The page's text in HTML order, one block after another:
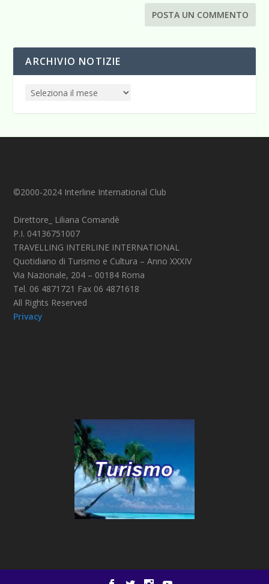
ARCHIVIO NOTIZIE
©2000-2024 Interline International Club
Direttore_ Liliana Comandè
P.I. 04136751007
TRAVELLING INTERLINE INTERNATIONAL
Quotidiano di Turismo e Cultura – Anno XXXIV
Via Nazionale, 204 – 00184 Roma
Tel. 06 4871721 Fax 06 4871618
All Rights Reserved
Privacy